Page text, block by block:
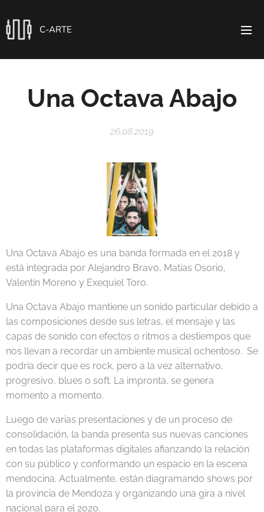
C-ARTE
Una Octava Abajo
26.08.2019
Una Octava Abajo es una banda formada en el 2018 y
está integrada por Alejandro Bravo, Matias Osorio,
Valentín Moreno y Exequiel Toro.
Una Octava Abajo mantiene un sonido particular debido a
las composiciones desde sus letras, el mensaje y las
capas de sonido con efectos o ritmos a destiempos que
nos llevan a recordar un ambiente musical ochentoso. Se
podría decir que es rock, pero a la vez alternativo,
progresivo, blues o soft. La impronta, se genera
momento a momento.
Luego de varias presentaciones y de un proceso de
consolidación, la banda presenta sus nuevas canciones
en todas las plataformas digitales afianzando la relación
con su público y conformando un espacio en la escena
mendocina. Actualmente, están diagramando shows por
la provincia de Mendoza y organizando una gira a nivel
nacional para el 2020.